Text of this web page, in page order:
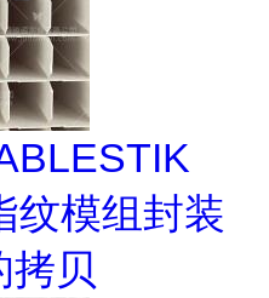
纹模组封装
拷贝